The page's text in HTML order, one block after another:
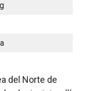
del Norte de